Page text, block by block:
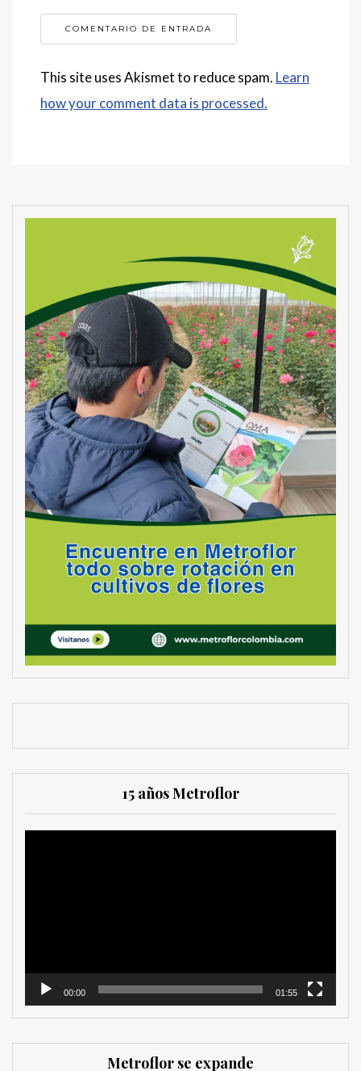
This site uses Akismet to reduce spam. Learn
how your comment data is processed.
15 años Metroflor
00:00 01:55
Metroflor se expande